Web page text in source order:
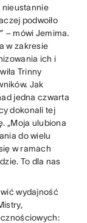
nieustannie
podwoiło
– mówi Jemima.
w zakresie
ich i
Trinny
Jak
jedna czwarta
dokonali tej
„Moja ulubiona
do wielu
w ramach
To dla nas
wydajność